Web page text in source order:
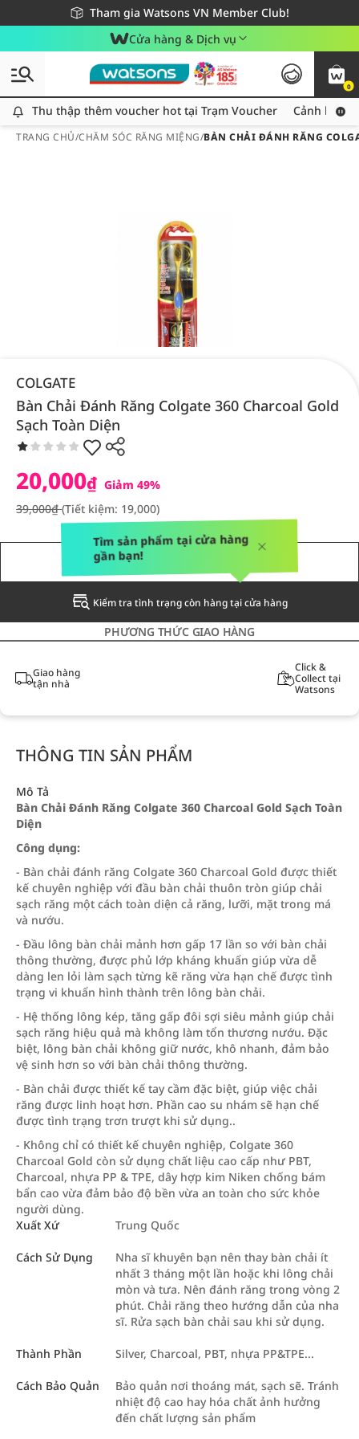
Tham gia Watsons VN Member Club!
Miễn phí giao hàng cho đơn hàng từ 249,000Đ
Giao hàng nhanh 24h - Áp dụng khu vực TP. Hồ Chí Minh
Cửa hàng & Dịch vụ
0
Thu thập thêm voucher hot tại Trạm Voucher
Thu thập thêm voucher hot tại Trạm Voucher Cảnh báo
TRANG CHỦ/CHĂM SÓC RĂNG MIỆNG/BÀN CHẢI ĐÁNH RĂNG
COLGATE
Bàn Chải Đánh Răng Colgate 360 Charcoal Gold
Sạch Toàn Diện
20,000₫ Giảm 49%
39,000₫(Tiết kiệm: 19,000)
THÔNG BÁO CHO TÔI
Kiểm tra tình trạng còn hàng tại cửa hàng
Tìm sản phẩm tại cửa hàng
gần bạn!
PHƯƠNG THỨC GIAO HÀNG
Giao hàng
tận nhà
Click &
Collect tại
Watsons
THÔNG TIN SẢN PHẨM
Mô Tả
Bàn Chải Đánh Răng Colgate 360 Charcoal Gold Sạch Toàn
Diện
Công dụng:
- Bàn chải đánh răng Colgate 360 Charcoal Gold được thiết
kế chuyên nghiệp với đầu bàn chải thuôn tròn giúp chải
sạch răng một cách toàn diện cả răng, lưỡi, mặt trong má
và nướu.
- Đầu lông bàn chải mảnh hơn gấp 17 lần so với bàn chải
thông thường, được phủ lớp kháng khuẩn giúp vừa dễ
dàng len lỏi làm sạch từng kẽ răng vừa hạn chế được tình
trạng vi khuẩn hình thành trên lông bàn chải.
- Hệ thống lông kép, tăng gấp đôi sợi siêu mảnh giúp chải
sạch răng hiệu quả mà không làm tổn thương nướu. Đặc
biệt, lông bàn chải không giữ nước, khô nhanh, đảm bảo
vệ sinh hơn so với bàn chải thông thường.
- Bàn chải được thiết kế tay cầm đặc biệt, giúp việc chải
răng được linh hoạt hơn. Phần cao su nhám sẽ hạn chế
được tình trạng trơn trượt khi sử dụng..
- Không chỉ có thiết kế chuyên nghiệp, Colgate 360
Charcoal Gold còn sử dụng chất liệu cao cấp như PBT,
Charcoal, nhựa PP & TPE, dây hợp kim Niken chống bám
bẩn cao vừa đảm bảo độ bền vừa an toàn cho sức khỏe
người dùng.
Xuất Xứ
Trung Quốc
Cách Sử Dụng
Nha sĩ khuyên bạn nên thay bàn chải ít
nhất 3 tháng một lần hoặc khi lông chải
mòn và tưa. Nên đánh răng trong vòng 2
phút. Chải răng theo hướng dẫn của nha
sĩ. Rửa sạch bàn chải sau khi sử dụng.
Thành Phần Silver, Charcoal, PBT, nhựa PP&TPE...
Cách Bảo Quản
Bảo quản nơi thoáng mát, sạch sẽ. Tránh
nhiệt độ cao hay hóa chất ảnh hưởng
đến chất lượng sản phẩm